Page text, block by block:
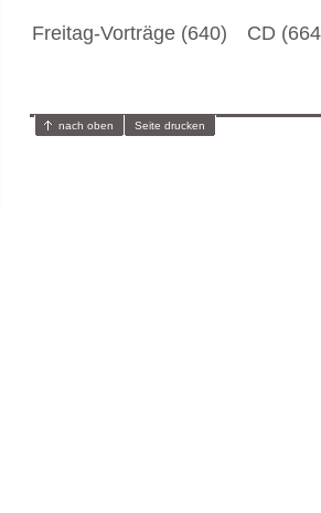
Freitag-Vorträge (640) CD
nach oben Seite drucken